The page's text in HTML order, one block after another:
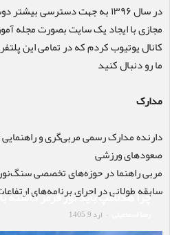
در سال ۱۳۹۶ به جهت دسترسی
مجازی با ایجاد یک سایت بصورت مجله
ما رو دنبال کنید
مدارک
دارنده مدارک رسمی مربی‌گری و
صعودهای ورزشی
مربی راهنما در حوزه‌های تخصصی
سابقه طولانی در اجرای برنامه‌های
چرا هدلامپ باید نور قرمز داشته
- ارد 9, 1405